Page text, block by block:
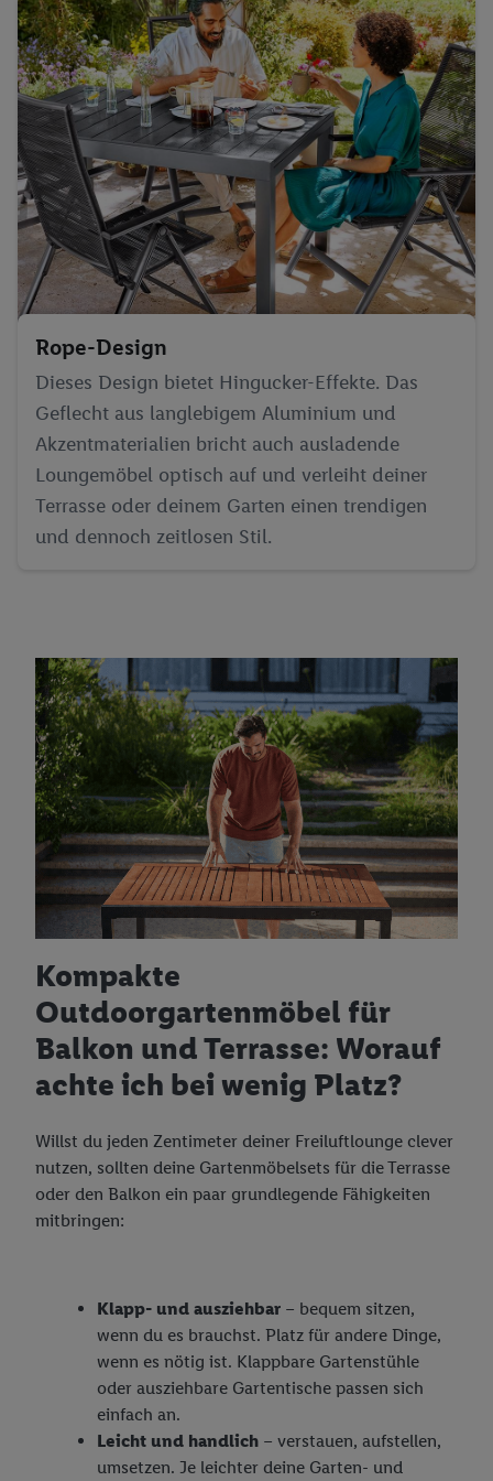
Rope-Design
Dieses Design bietet Hingucker-Effekte. Das
Geflecht aus langlebigem Aluminium und
Akzentmaterialien bricht auch ausladende
Loungemöbel optisch auf und verleiht deiner
Terrasse oder deinem Garten einen trendigen
und dennoch zeitlosen Stil.
Kompakte
Outdoorgartenmöbel für
Balkon und Terrasse: Worauf
achte ich bei wenig Platz?
Willst du jeden Zentimeter deiner Freiluftlounge clever
nutzen, sollten deine Gartenmöbelsets für die Terrasse
oder den Balkon ein paar grundlegende Fähigkeiten
mitbringen:
Klapp- und ausziehbar – bequem sitzen,
wenn du es brauchst. Platz für andere Dinge,
wenn es nötig ist. Klappbare Gartenstühle
oder ausziehbare Gartentische passen sich
einfach an.
Leicht und handlich – verstauen, aufstellen,
umsetzen. Je leichter deine Garten- und